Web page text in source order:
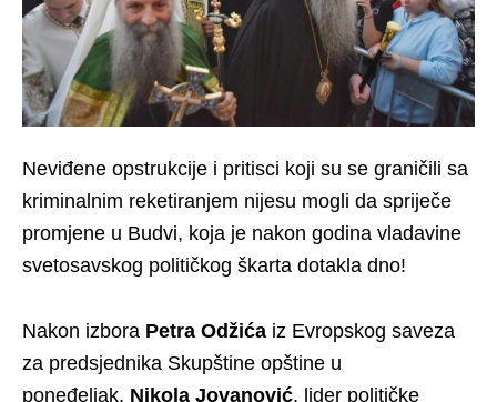
Neviđene opstrukcije i pritisci koji su se graničili sa
kriminalnim reketiranjem nijesu mogli da spriječe
promjene u Budvi, koja je nakon godina vladavine
svetosavskog političkog škarta dotakla dno!
Nakon izbora Petra Odžića iz Evropskog saveza
za predsjednika Skupštine opštine u
poneđeljak, Nikola Jovanović, lider političke